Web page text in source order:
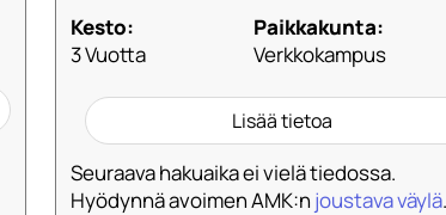
Kesto:
3 Vuotta
Paikkakunta:
Verkkokampus
Lisää tietoa
Seuraava hakuaika ei vielä tiedossa.
Hyödynnä avoimen AMK:n joustava väylä.